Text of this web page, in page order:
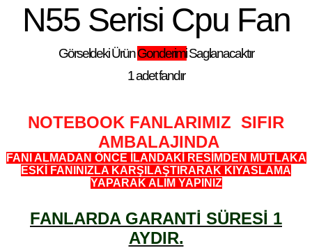
N55 Serisi Cpu Fan
Görseldeki ÜrünGonderimiSaglanacaktır
1 adet fandır
NOTEBOOK FANLARIMIZ SIFIR
AMBALAJINDA
FANI ALMADAN ÖNCE İLANDAKİ RESİMDEN MUTLAKA
ESKİ FANINIZLA KARŞILAŞTIRARAK KIYASLAMA
YAPARAK ALIM YAPINIZ
FANLARDA GARANTİ SÜRESİ 1
AYDIR.